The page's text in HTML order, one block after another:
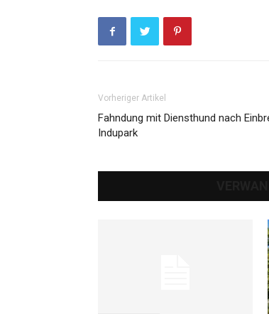
Vorheriger Artikel
Fahndung mit Diensthund nach
Indupark